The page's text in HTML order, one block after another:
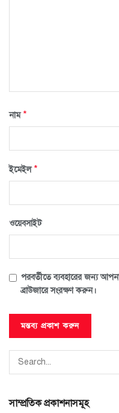
নাম*
ইমেইল*
ওয়েবসাইট
পরবর্তীতে ব্যবহারের জন্য
ব্রাউজারে সংরক্ষণ করুন।
সাম্প্রতিক প্রকাশনাসমূহ